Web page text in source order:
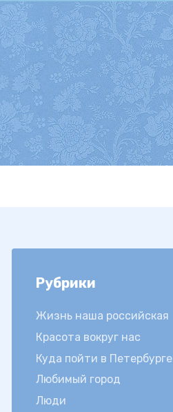
Рубрики
Жизнь наша российская
Красота вокруг нас
Куда пойти в Петербурге
Любимый город
Люди